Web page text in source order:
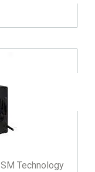
Technology